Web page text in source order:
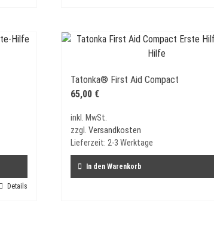
Details
Tatonka® First Aid Compact
65,00 €
inkl. MwSt.
zzgl. Versandkosten
Lieferzeit: 2-3 Werktage
In den Warenkorb